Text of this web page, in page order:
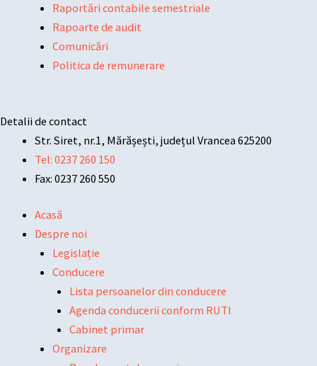
Raportări contabile semestriale
Rapoarte de audit
Comunicări
Politica de remunerare
Detalii de contact
Str. Siret, nr.1, Mărășești, județul Vrancea 625200
Tel: 0237 260 150
Fax: 0237 260 550
Acasă
Despre noi
Legislație
Conducere
Lista persoanelor din conducere
Agenda conducerii conform RUTI
Cabinet primar
Organizare